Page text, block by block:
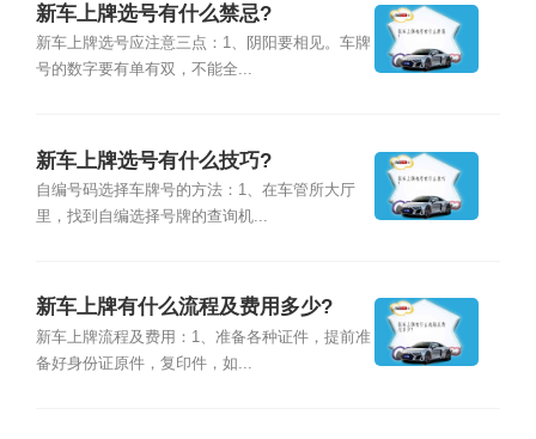
新车上牌选号有什么禁忌?
新车上牌选号应注意三点：1、阴阳要相见。车牌
号的数字要有单有双，不能全...
新车上牌选号有什么技巧?
自编号码选择车牌号的方法：1、在车管所大厅
里，找到自编选择号牌的查询机...
新车上牌有什么流程及费用多少?
新车上牌流程及费用：1、准备各种证件，提前准
备好身份证原件，复印件，如...